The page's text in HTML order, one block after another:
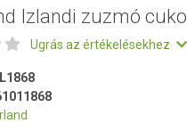
Izlandi zuzmó
Ugrás az értékelésekhez